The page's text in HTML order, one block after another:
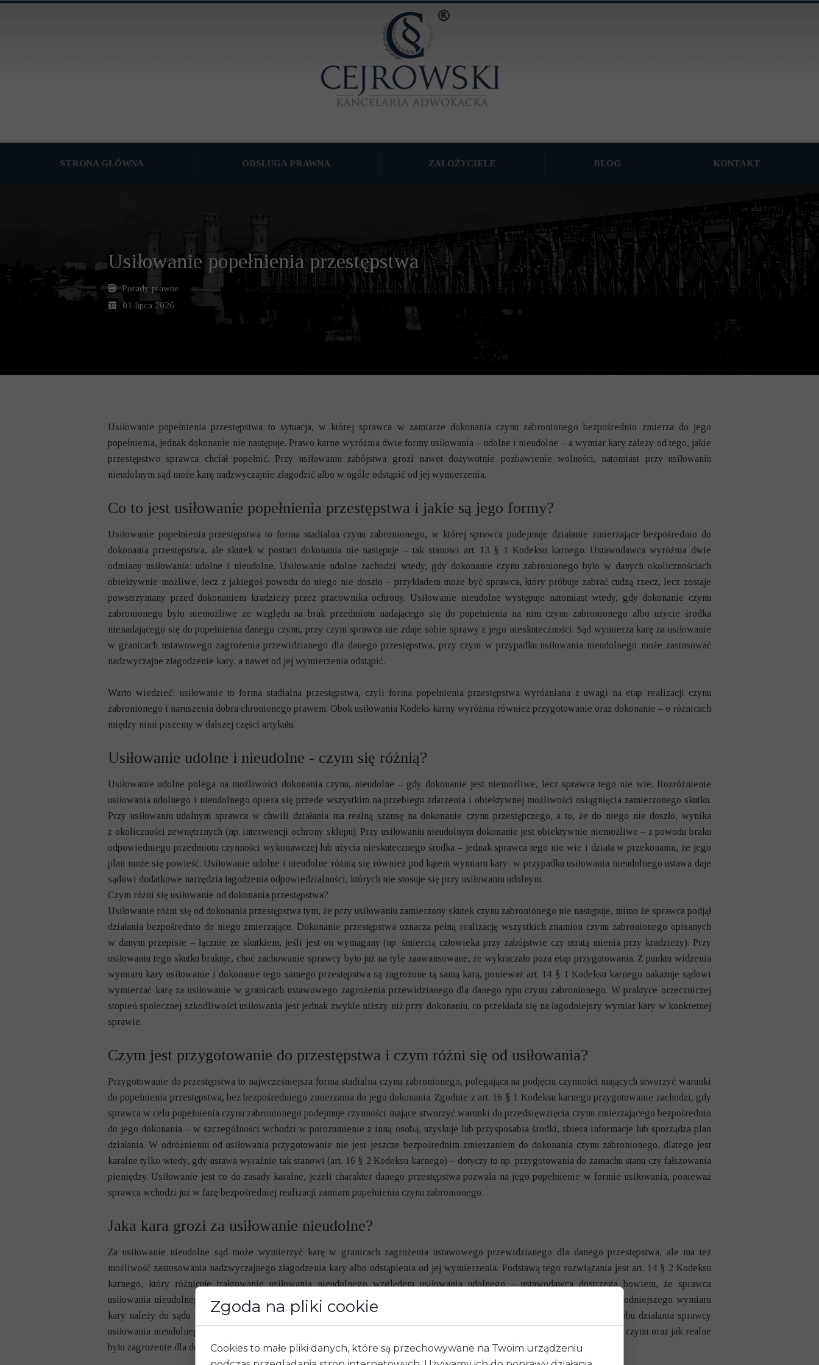
STRONA GŁÓWNA OBSŁUGA PRAWNA
OBSŁUGA PRAWNA
OBSŁUGA PRAWNA FIRM
SPRAWY KARNE I KARNO-SKARBOWE
ZASIEDZENIE NIERUCHOMOŚCI
ZNIESIENIE WSPÓŁWŁASNOŚCI
SPRAWY ROZWODOWE
SPRAWY SPADKOWE
ZAŁOŻYCIELE BLOG KONTAKT
01 lipca 2026
Porady prawne
Usiłowanie popełnienia przestępstwa
Usiłowanie popełnienia przestępstwa to sytuacja, w której sprawca w zamiarze dokonania czynu zabronionego bezpośrednio zmierza do jego
popełnienia, jednak dokonanie nie następuje. Prawo karne wyróżnia dwie formy usiłowania – udolne i nieudolne – a wymiar kary zależy od tego, jakie
przestępstwo sprawca chciał popełnić. Przy usiłowaniu zabójstwa grozi nawet dożywotnie pozbawienie wolności, natomiast przy usiłowaniu
nieudolnym sąd może karę nadzwyczajnie złagodzić albo w ogóle odstąpić od jej wymierzenia.
Co to jest usiłowanie popełnienia przestępstwa i jakie są jego formy?
Usiłowanie popełnienia przestępstwa to forma stadialna czynu zabronionego, w której sprawca podejmuje działanie zmierzające bezpośrednio do
dokonania przestępstwa, ale skutek w postaci dokonania nie następuje – tak stanowi art. 13 § 1 Kodeksu karnego. Ustawodawca wyróżnia dwie
odmiany usiłowania: udolne i nieudolne. Usiłowanie udolne zachodzi wtedy, gdy dokonanie czynu zabronionego było w danych okolicznościach
obiektywnie możliwe, lecz z jakiegoś powodu do niego nie doszło – przykładem może być sprawca, który próbuje zabrać cudzą rzecz, lecz zostaje
powstrzymany przed dokonaniem kradzieży przez pracownika ochrony. Usiłowanie nieudolne występuje natomiast wtedy, gdy dokonanie czynu
zabronionego było niemożliwe ze względu na brak przedmiotu nadającego się do popełnienia na nim czynu zabronionego albo użycie środka
nienadającego się do popełnienia danego czynu, przy czym sprawca nie zdaje sobie sprawy z jego nieskuteczności. Sąd wymierza karę za usiłowanie
w granicach ustawowego zagrożenia przewidzianego dla danego przestępstwa, przy czym w przypadku usiłowania nieudolnego może zastosować
nadzwyczajne złagodzenie kary, a nawet od jej wymierzenia odstąpić.
Warto wiedzieć: usiłowanie to forma stadialna przestępstwa, czyli forma popełnienia przestępstwa wyróżniana z uwagi na etap realizacji czynu
zabronionego i naruszenia dobra chronionego prawem. Obok usiłowania Kodeks karny wyróżnia również przygotowanie oraz dokonanie – o różnicach
między nimi piszemy w dalszej części artykułu.
Usiłowanie udolne i nieudolne - czym się różnią?
Usiłowanie udolne polega na możliwości dokonania czynu, nieudolne – gdy dokonanie jest niemożliwe, lecz sprawca tego nie wie. Rozróżnienie
usiłowania udolnego i nieudolnego opiera się przede wszystkim na przebiegu zdarzenia i obiektywnej możliwości osiągnięcia zamierzonego skutku.
Przy usiłowaniu udolnym sprawca w chwili działania ma realną szansę na dokonanie czynu przestępczego, a to, że do niego nie doszło, wynika
z okoliczności zewnętrznych (np. interwencji ochrony sklepu). Przy usiłowaniu nieudolnym dokonanie jest obiektywnie niemożliwe – z powodu braku
odpowiedniego przedmiotu czynności wykonawczej lub użycia nieskutecznego środka – jednak sprawca tego nie wie i działa w przekonaniu, że jego
plan może się powieść. Usiłowanie udolne i nieudolne różnią się również pod kątem wymiaru kary: w przypadku usiłowania nieudolnego ustawa daje
sądowi dodatkowe narzędzia łagodzenia odpowiedzialności, których nie stosuje się przy usiłowaniu udolnym.
Czym różni się usiłowanie od dokonania przestępstwa?
Usiłowanie różni się od dokonania przestępstwa tym, że przy usiłowaniu zamierzony skutek czynu zabronionego nie następuje, mimo że sprawca podjął
działania bezpośrednio do niego zmierzające. Dokonanie przestępstwa oznacza pełną realizację wszystkich znamion czynu zabronionego opisanych
w danym przepisie – łącznie ze skutkiem, jeśli jest on wymagany (np. śmiercią człowieka przy zabójstwie czy utratą mienia przy kradzieży). Przy
usiłowaniu tego skutku brakuje, choć zachowanie sprawcy było już na tyle zaawansowane, że wykraczało poza etap przygotowania. Z punktu widzenia
wymiaru kary usiłowanie i dokonanie tego samego przestępstwa są zagrożone tą samą karą, ponieważ art. 14 § 1 Kodeksu karnego nakazuje sądowi
wymierzać karę za usiłowanie w granicach ustawowego zagrożenia przewidzianego dla danego typu czynu zabronionego. W praktyce orzeczniczej
stopień społecznej szkodliwości usiłowania jest jednak zwykle niższy niż przy dokonaniu, co przekłada się na łagodniejszy wymiar kary w konkretnej
sprawie.
Czym jest przygotowanie do przestępstwa i czym różni się od usiłowania?
Przygotowanie do przestępstwa to najwcześniejsza forma stadialna czynu zabronionego, polegająca na podjęciu czynności mających stworzyć warunki
do popełnienia przestępstwa, bez bezpośredniego zmierzania do jego dokonania. Zgodnie z art. 16 § 1 Kodeksu karnego przygotowanie zachodzi, gdy
sprawca w celu popełnienia czynu zabronionego podejmuje czynności mające stworzyć warunki do przedsięwzięcia czynu zmierzającego bezpośrednio
do jego dokonania – w szczególności wchodzi w porozumienie z inną osobą, uzyskuje lub przysposabia środki, zbiera informacje lub sporządza plan
działania. W odróżnieniu od usiłowania przygotowanie nie jest jeszcze bezpośrednim zmierzaniem do dokonania czynu zabronionego, dlatego jest
karalne tylko wtedy, gdy ustawa wyraźnie tak stanowi (art. 16 § 2 Kodeksu karnego) – dotyczy to np. przygotowania do zamachu stanu czy fałszowania
pieniędzy. Usiłowanie jest co do zasady karalne, jeżeli charakter danego przestępstwa pozwala na jego popełnienie w formie usiłowania, ponieważ
sprawca wchodzi już w fazę bezpośredniej realizacji zamiaru popełnienia czynu zabronionego.
Jaka kara grozi za usiłowanie nieudolne?
Za usiłowanie nieudolne sąd może wymierzyć karę w granicach zagrożenia ustawowego przewidzianego dla danego przestępstwa, ale ma też
możliwość zastosowania nadzwyczajnego złagodzenia kary albo odstąpienia od jej wymierzenia. Podstawą tego rozwiązania jest art. 14 § 2 Kodeksu
karnego, który różnicuje traktowanie usiłowania nieudolnego względem usiłowania udolnego – ustawodawca dostrzega bowiem, że sprawca
usiłowania nieudolnego, mimo swojego zamiaru, obiektywnie nie był w stanie wyrządzić szkody. Decyzja o zastosowaniu łagodniejszego wymiaru
kary należy do sądu i zależy od okoliczności konkretnej sprawy, w tym od stopnia społecznej szkodliwości czynu oraz sposobu działania sprawcy
usiłowania nieudolnego. W praktyce sądy biorą pod uwagę m.in. to, jak bardzo sprawca był przekonany o możliwości dokonania czynu oraz jak realne
było zagrożenie dla dobra chronionego prawem.
Zgoda na pliki cookie
Cookies to małe pliki danych, które są przechowywane na Twoim urządzeniu